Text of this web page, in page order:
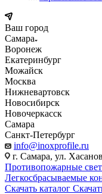
Ваш город
Самара
Воронеж
Екатеринбург
Можайск
Москва
Нижневартовск
Новосибирск
Новочеркасск
Самара
Санкт-Петербург
info@inoxprofile.ru
г. Самара, ул.
Противопожарные
Легкосбрасываемые
Скачать каталог